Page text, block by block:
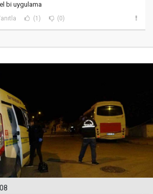
bi uygulama
(1) (0)